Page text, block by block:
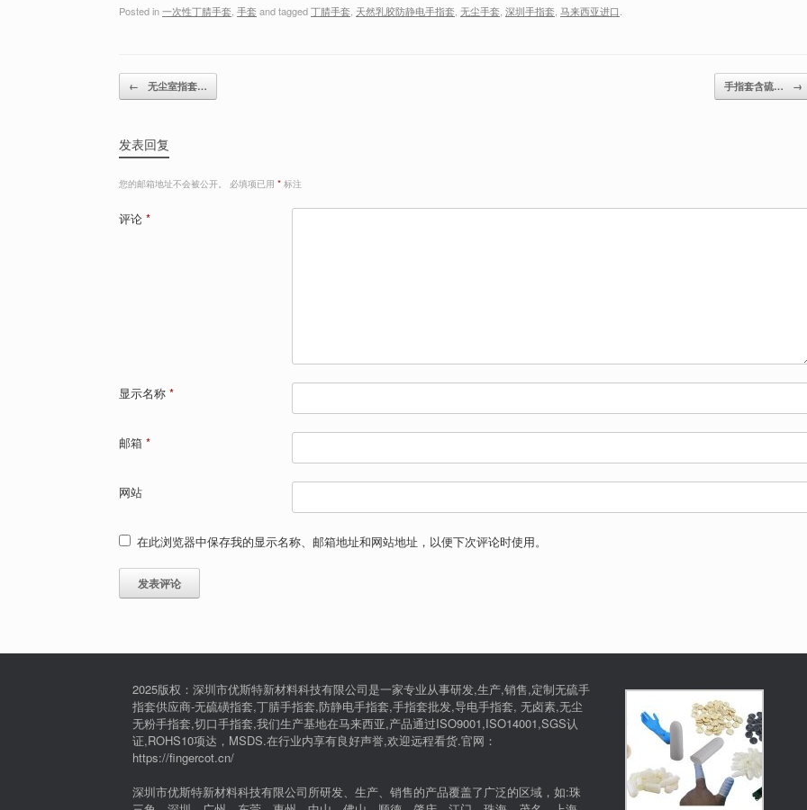
Posted in一次性丁腈手套 手套and tagged丁腈手套 天然乳胶防静电手指套 无尘手套 深圳手指套 马来西亚进口
Post navigation
← 无尘室指套… 手指套含硫… →
发表回复
您的邮箱地址不会被公开。 必填项已用 * 标注
评论 *
显示名称 *
邮箱 *
网站
在此浏览器中保存我的显示名称、邮箱地址和网站地址，以便下次评论时使用。
2025版权：深圳市优斯特新材料科技有限公司是一家专业从事研发,生产,销售,定制无硫手
指套供应商-无硫磺指套,丁腈手指套,防静电手指套,手指套批发,导电手指套, 无卤素,无尘
无粉手指套,切口手指套,我们生产基地在马来西亚,产品通过ISO9001,ISO14001,SGS认
证,ROHS10项达，MSDS.在行业内享有良好声誉,欢迎远程看货.官网：
https://fingercot.cn/
深圳市优斯特新材料科技有限公司所研发、生产、销售的产品覆盖了广泛的区域，如:珠